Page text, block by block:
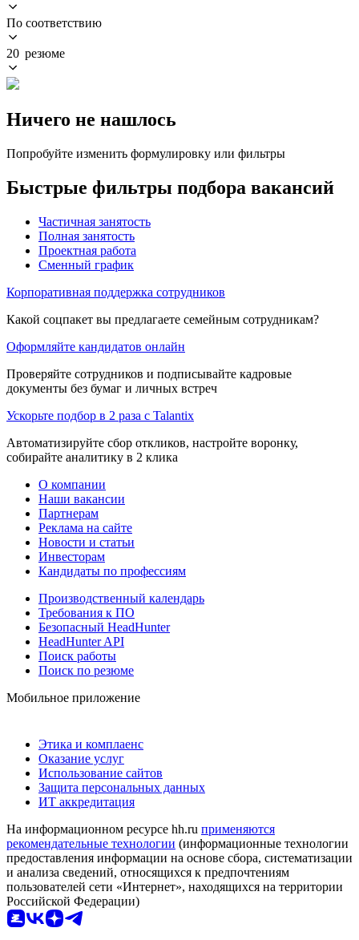
По соответствию
20 резюме
Ничего не нашлось
Попробуйте изменить формулировку или фильтры
Быстрые фильтры подбора вакансий
Частичная занятость
Полная занятость
Проектная работа
Сменный график
Корпоративная поддержка сотрудников
Какой соцпакет вы предлагаете семейным сотрудникам?
Оформляйте кандидатов онлайн
Проверяйте сотрудников и подписывайте кадровые
документы без бумаг и личных встреч
Ускорьте подбор в 2 раза с Talantix
Автоматизируйте сбор откликов, настройте воронку,
собирайте аналитику в 2 клика
О компании
Наши вакансии
Партнерам
Реклама на сайте
Новости и статьи
Инвесторам
Кандидаты по профессиям
Производственный календарь
Требования к ПО
Безопасный HeadHunter
HeadHunter API
Поиск работы
Поиск по резюме
Мобильное приложение
Этика и комплаенс
Оказание услуг
Использование сайтов
Защита персональных данных
ИТ аккредитация
На информационном ресурсе hh.ru применяются
рекомендательные технологии (информационные технологии
предоставления информации на основе сбора, систематизации
и анализа сведений, относящихся к предпочтениям
пользователей сети «Интернет», находящихся на территории
Российской Федерации)